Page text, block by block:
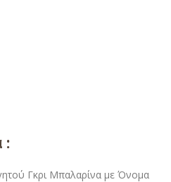
:
Γκρι Μπαλαρίνα με Όνομα